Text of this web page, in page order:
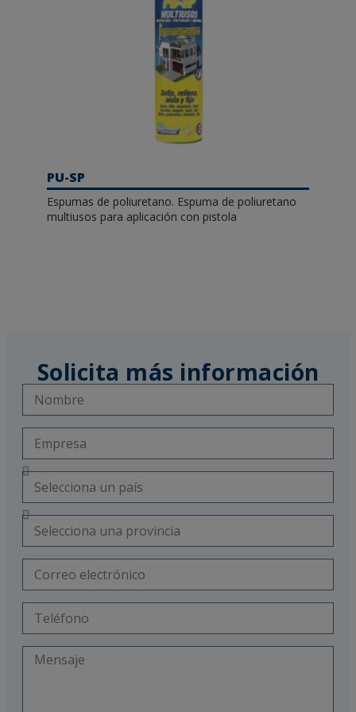
PU-SP
Espumas de poliuretano. Espuma de poliuretano
multiusos para aplicación con pistola
Solicita más información